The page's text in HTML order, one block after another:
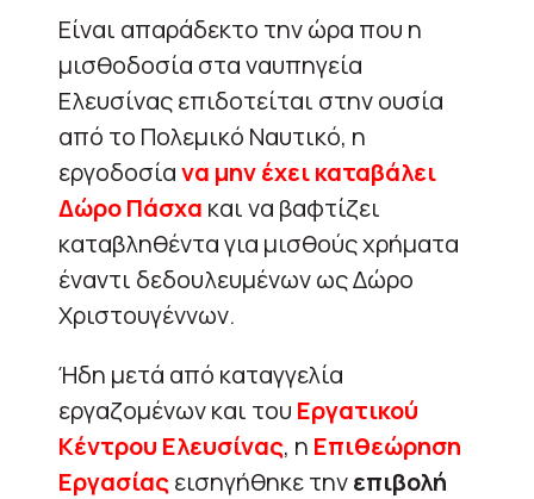
Είναι απαράδεκτο την ώρα που η
μισθοδοσία στα ναυπηγεία
Ελευσίνας επιδοτείται στην ουσία
από το Πολεμικό Ναυτικό, η
εργοδοσίανα μην έχει καταβάλει
Δώρο Πάσχα και να βαφτίζει
καταβληθέντα για μισθούς χρήματα
έναντι δεδουλευμένων ως Δώρο
Χριστουγέννων.
Ήδη μετά από καταγγελία
εργαζομένων και του Εργατικού
Κέντρου Ελευσίνας, η Επιθεώρηση
Εργασίαςεισηγήθηκε τηνεπιβολή